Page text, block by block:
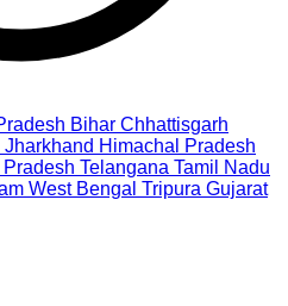
Bihar Chhattisgarh
Jharkhand Himachal Pradesh
Telangana Tamil Nadu
West Bengal Tripura Gujarat